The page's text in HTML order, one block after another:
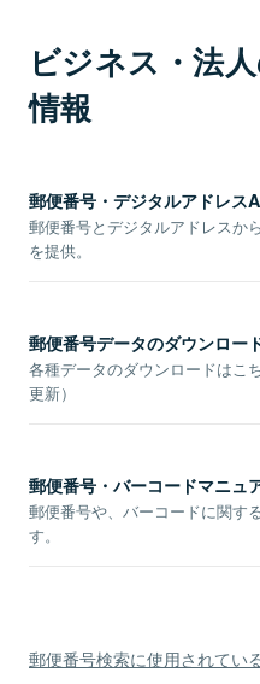
ビジネス・法
情報
郵便番号・デジタルアドレス
郵便番号とデジタルアドレスか
を提供。
郵便番号データのダウンロー
各種データのダウンロードはこ
更新）
郵便番号・バーコードマニュ
郵便番号や、バーコードに関す
す。
郵便番号検索に使用されてい